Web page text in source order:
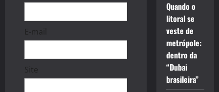
E-mail
Site
Quando o
litoral se
veste de
metrópole:
dentro da
“Dubai
brasileira”